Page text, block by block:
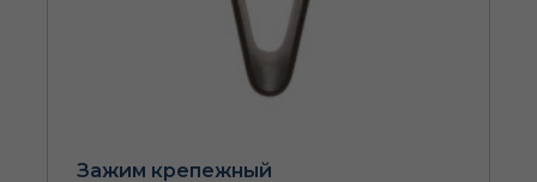
Зажим крепежный